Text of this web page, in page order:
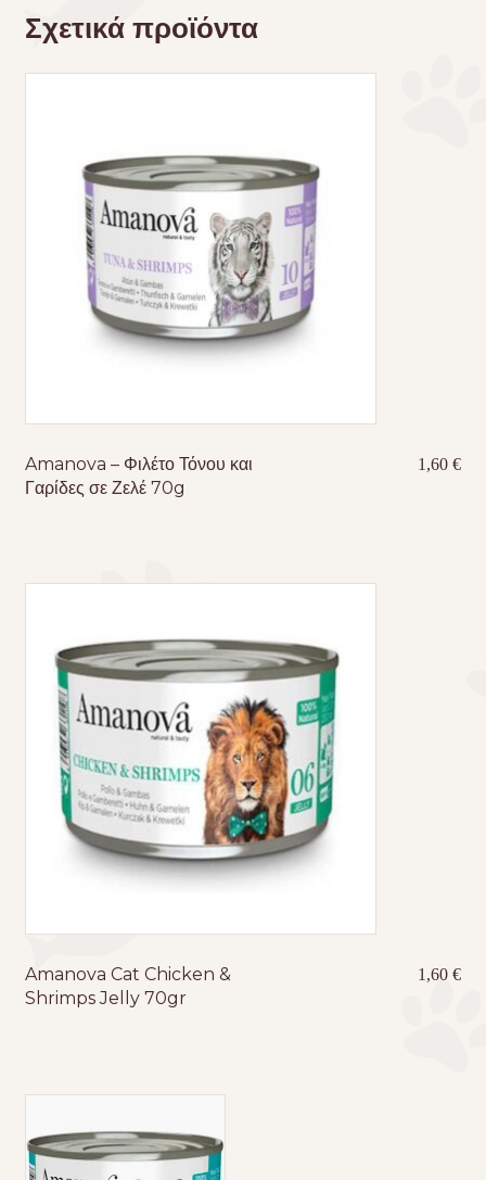
Σχετικά προϊόντα
Amanova – Φιλέτο Τόνου και
Γαρίδες σε Ζελέ 70g
1,60€
Amanova Cat Chicken &
Shrimps Jelly 70gr
1,60€